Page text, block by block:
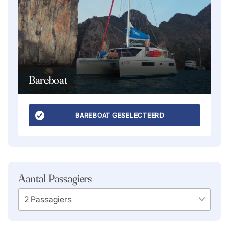
Bareboat
BAREBOAT GESELECTEERD
Aantal Passagiers